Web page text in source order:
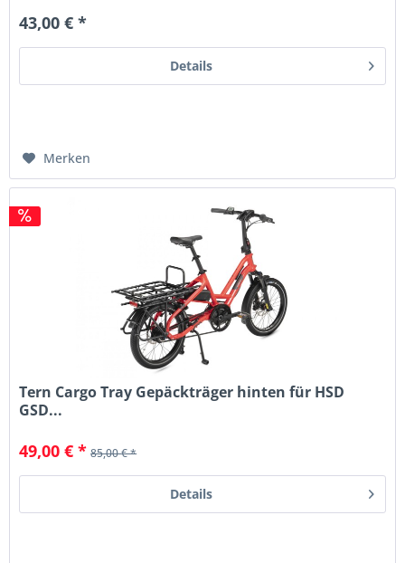
43,00 € *
Details
Merken
Tern Cargo Tray Gepäckträger hinten für HSD
GSD...
49,00 € * 85,00 € *
Details